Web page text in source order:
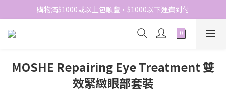
網站免費登記會員，會員優惠價於結帳時自動扣減
購物滿$1000或以上包順豐，$1000以下運費到付
網站免費登記會員，會員優惠價於結帳時自動扣減
MOSHE Repairing Eye Treatment 雙
效緊緻眼部套裝